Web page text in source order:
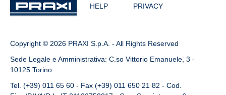
HELP PRIVACY
Copyright © 2026 PRAXI S.p.A. - All Rights Reserved
Sede Legale e Amministrativa: C.so Vittorio Emanuele, 3 -
10125 Torino
Tel. (+39) 011 65 60 - Fax (+39) 011 650 21 82 - Cod.